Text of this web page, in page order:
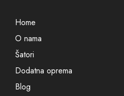
Home
O nama
Šatori
Dodatna oprema
Blog